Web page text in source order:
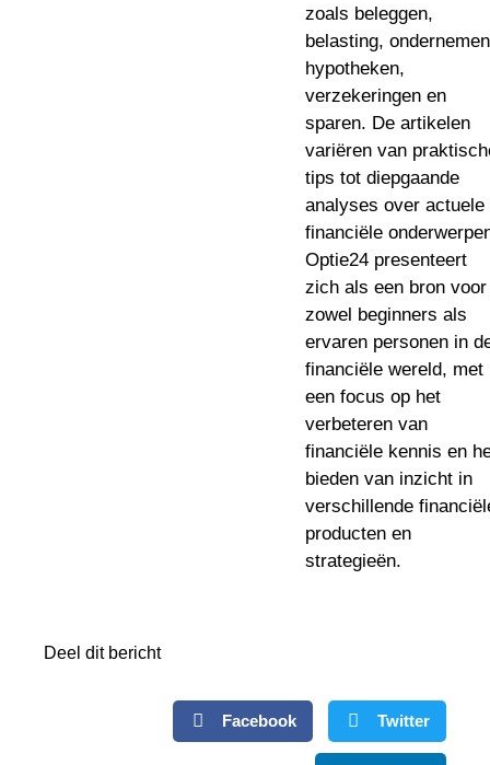
zoals beleggen,
belasting,
hypotheken,
verzekeringen en
sparen. De artikelen
variëren van
tips tot diepgaande
analyses over actuele
financiële
Optie24 presenteert
zich als een bron voor
zowel beginners als
ervaren personen in
financiële wereld, met
een focus op het
verbeteren van
financiële kennis en
bieden van inzicht in
verschillende
producten en
strategieën.
Deel dit bericht
Facebook Twitter